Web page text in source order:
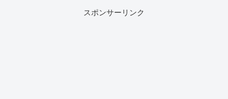
スポンサーリンク